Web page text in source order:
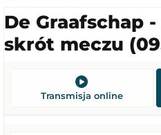
De Graafschap
skrót meczu
Transmisja online